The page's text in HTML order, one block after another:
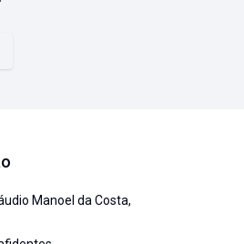
Manoel da Costa,